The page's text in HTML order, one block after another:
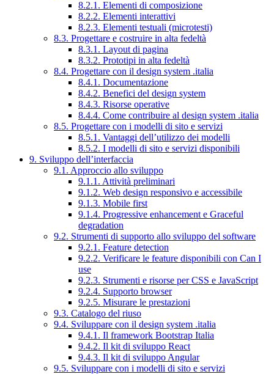
8.2.1. Elementi di composizione
8.2.2. Elementi interattivi
8.2.3. Elementi testuali (microtesti)
8.3. Progettare e costruire in alta fedeltà
8.3.1. Layout di pagina
8.3.2. Prototipi in alta fedeltà
8.4. Progettare con il design system .italia
8.4.1. Documentazione
8.4.2. Benefici del design system
8.4.3. Risorse operative
8.4.4. Come contribuire al design system .italia
8.5. Progettare con i modelli di sito e servizi
8.5.1. Vantaggi dell’utilizzo dei modelli
8.5.2. I modelli di sito e servizi disponibili
9. Sviluppo dell’interfaccia
9.1. Approccio allo sviluppo
9.1.1. Attività preliminari
9.1.2. Web design responsivo e accessibile
9.1.3. Mobile first
9.1.4. Progressive enhancement e Graceful
degradation
9.2. Strumenti di supporto allo sviluppo del software
9.2.1. Feature detection
9.2.2. Verificare le feature disponibili con Can I
use
9.2.3. Strumenti e risorse per CSS e JavaScript
9.2.4. Supporto browser
9.2.5. Misurare le prestazioni
9.3. Catalogo del riuso
9.4. Sviluppare con il design system .italia
9.4.1. Il framework Bootstrap Italia
9.4.2. Il kit di sviluppo React
9.4.3. Il kit di sviluppo Angular
9.5. Sviluppare con i modelli di sito e servizi